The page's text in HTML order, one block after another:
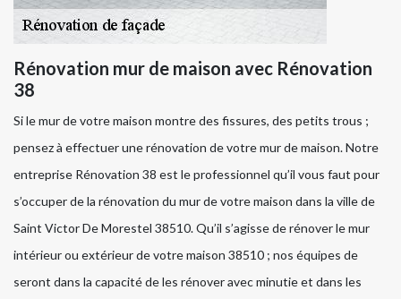
Rénovation mur de maison avec Rénovation
38
Si le mur de votre maison montre des fissures, des petits trous ;
pensez à effectuer une rénovation de votre mur de maison. Notre
entreprise Rénovation 38 est le professionnel qu’il vous faut pour
s’occuper de la rénovation du mur de votre maison dans la ville de
Saint Victor De Morestel 38510. Qu’il s’agisse de rénover le mur
intérieur ou extérieur de votre maison 38510 ; nos équipes de
seront dans la capacité de les rénover avec minutie et dans les